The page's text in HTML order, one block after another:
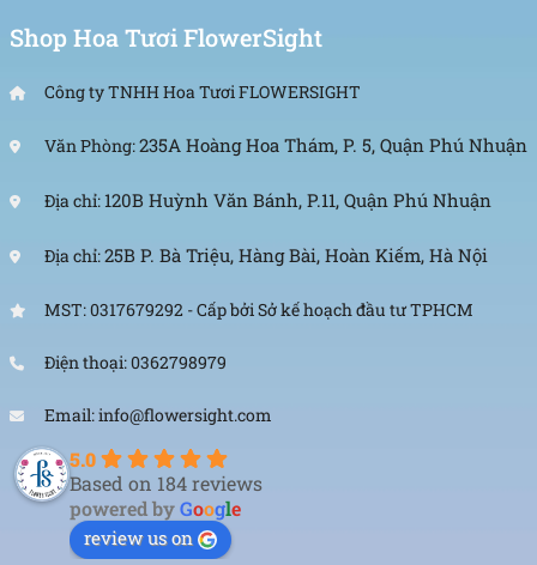
Shop Hoa Tươi FlowerSight
Công ty TNHH Hoa Tươi FLOWERSIGHT
Văn Phòng:235A Hoàng Hoa Thám, P. 5, Quận Phú Nhuận
Địa chỉ: 120B Huỳnh Văn Bánh, P.11, Quận Phú Nhuận
Địa chỉ:25B P. Bà Triệu, Hàng Bài, Hoàn Kiếm, Hà Nội
MST: 0317679292 - Cấp bởi Sở kế hoạch đầu tư TPHCM
Điện thoại: 0362798979
Email: info@flowersight.com
5.0
Based on 184 reviews
powered byGoogle
review us on